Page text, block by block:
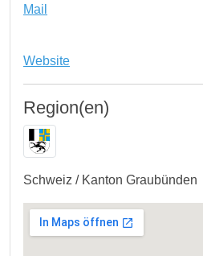
Mail
Website
Region(en)
Schweiz / Kanton Graubünden